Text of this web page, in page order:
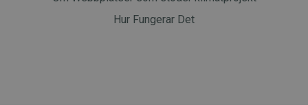
Hur Fungerar Det